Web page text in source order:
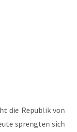
die Repu­blik von
spreng­ten sich